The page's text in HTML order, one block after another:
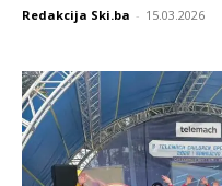
Redakcija Ski.ba - 15.03.2026